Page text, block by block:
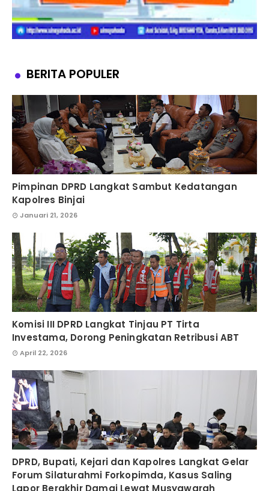
BERITA POPULER
Pimpinan DPRD Langkat Sambut Kedatangan
Kapolres Binjai
Januari 21, 2026
Komisi III DPRD Langkat Tinjau PT Tirta
Investama, Dorong Peningkatan Retribusi ABT
April 22, 2026
DPRD, Bupati, Kejari dan Kapolres Langkat Gelar
Forum Silaturahmi Forkopimda, Kasus Saling
Lapor Berakhir Damai Lewat Musyawarah